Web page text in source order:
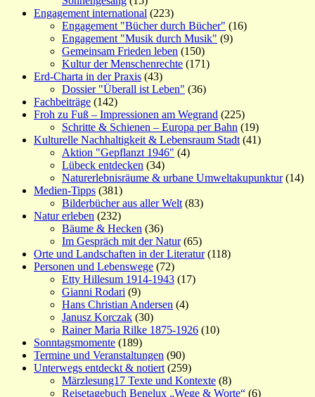
Engagement international (223)
Engagement "Bücher durch Bücher" (16)
Engagement "Musik durch Musik" (9)
Gemeinsam Frieden leben (150)
Kultur der Menschenrechte (171)
Erd-Charta in der Praxis (43)
Dossier "Überall ist Leben" (36)
Fachbeiträge (142)
Froh zu Fuß – Impressionen am Wegrand (225)
Schritte & Schienen – Europa per Bahn (19)
Kulturelle Nachhaltigkeit & Lebensraum Stadt (41)
Aktion "Gepflanzt 1946" (4)
Lübeck entdecken (34)
Naturerlebnisräume & urbane Umweltakupunktur(14)
Medien-Tipps (381)
Bilderbücher aus aller Welt (83)
Natur erleben (232)
Bäume & Hecken (36)
Im Gespräch mit der Natur(65)
Orte und Landschaften in der Literatur(118)
Personen und Lebenswege (72)
Etty Hillesum 1914-1943 (17)
Gianni Rodari (9)
Hans Christian Andersen (4)
Janusz Korczak (30)
Rainer Maria Rilke 1875-1926 (10)
Sonntagsmomente (189)
Termine und Veranstaltungen (90)
Unterwegs entdeckt & notiert (259)
Märzlesung17 Texte und Kontexte (8)
Reisetagebuch Benelux „Wege & Worte“ (6)